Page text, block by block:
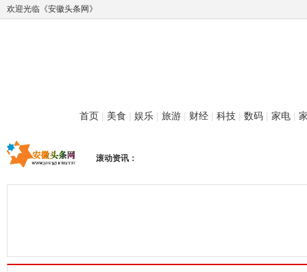
欢迎光临《安徽头条网》
首页 | 美食 | 娱乐 | 旅游 | 财经 | 科技 | 数码 | 家电 |
滚动资讯：